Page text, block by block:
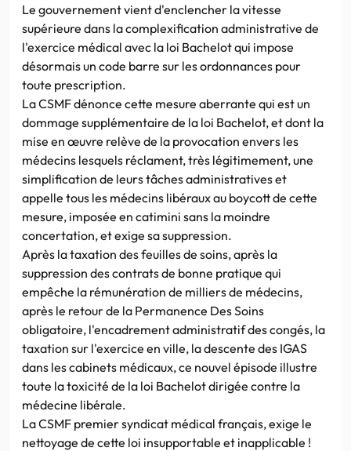
Le gouvernement vient d'enclencher la vitesse
supérieure dans la complexification administrative de
l'exercice médical avec la loi Bachelot qui impose
désormais un code barre sur les ordonnances pour
toute prescription.
La CSMF dénonce cette mesure aberrante qui est un
dommage supplémentaire de la loi Bachelot, et dont la
mise en œuvre relève de la provocation envers les
médecins lesquels réclament, très légitimement, une
simplification de leurs tâches administratives et
appelle tous les médecins libéraux au boycott de cette
mesure, imposée en catimini sans la moindre
concertation, et exige sa suppression.
Après la taxation des feuilles de soins, après la
suppression des contrats de bonne pratique qui
empêche la rémunération de milliers de médecins,
après le retour de la Permanence Des Soins
obligatoire, l'encadrement administratif des congés, la
taxation sur l'exercice en ville, la descente des IGAS
dans les cabinets médicaux, ce nouvel épisode illustre
toute la toxicité de la loi Bachelot dirigée contre la
médecine libérale.
La CSMF premier syndicat médical français, exige le
nettoyage de cette loi insupportable et inapplicable !